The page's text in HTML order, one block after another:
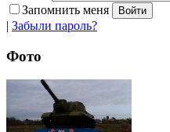
Запомнить меня
| Забыли пароль?
Фото